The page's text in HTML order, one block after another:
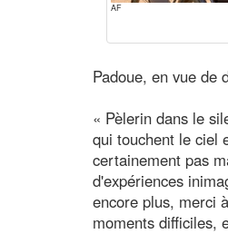
AF
Padoue, en vue de
« Pèlerin dans le
qui touchent le ciel
certainement pas
d'expériences
encore plus, merci
moments difficiles,